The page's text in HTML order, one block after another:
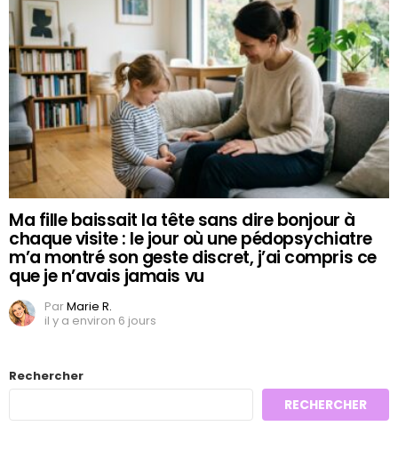
Ma fille baissait la tête sans dire bonjour à
chaque visite : le jour où une pédopsychiatre
m’a montré son geste discret, j’ai compris ce
que je n’avais jamais vu
ParMarie R.
il y a environ 6 jours
Rechercher
RECHERCHER